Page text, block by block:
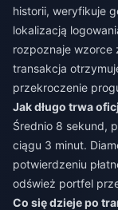
historii, weryfikuje
lokalizacją
rozpoznaje wzorce
transakcja
przekroczenie
Jak długo trwa
Średnio 8 sekund,
ciągu 3 minut.
potwierdzeniu
odśwież portfel
Co się dzieje po